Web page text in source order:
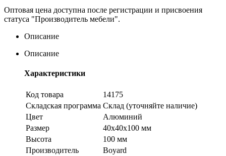
Оптовая цена доступна после регистрации и присвоения
статуса "Производитель мебели".
Описание
Описание
Характеристики
Код товара
14175
Складская программа Склад (уточняйте наличие)
Цвет
Алюминий
Размер
40х40х100 мм
Высота
100 мм
Производитель
Boyard